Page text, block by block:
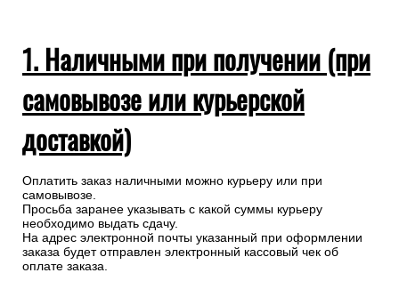
1. Наличными при получении (при
самовывозе или курьерской
доставкой)
Оплатить заказ наличными можно курьеру или при
самовывозе.
Просьба заранее указывать с какой суммы курьеру
необходимо выдать сдачу.